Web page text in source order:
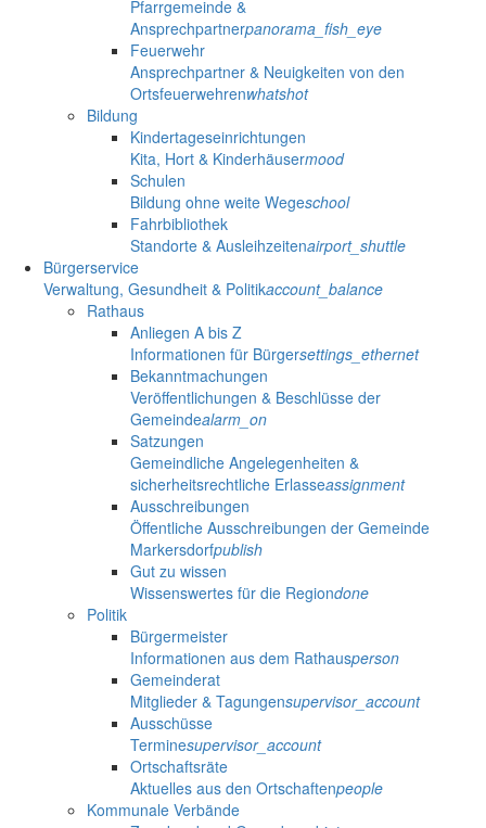
Pfarrgemeinde &
Ansprechpartnerpanorama_fish_eye
Feuerwehr
Ansprechpartner & Neuigkeiten von den
Ortsfeuerwehrenwhatshot
Bildung
Kindertageseinrichtungen
Kita, Hort & Kinderhäusermood
Schulen
Bildung ohne weite Wegeschool
Fahrbibliothek
Standorte & Ausleihzeitenairport_shuttle
Bürgerservice
Verwaltung, Gesundheit & Politikaccount_balance
Rathaus
Anliegen A bis Z
Informationen für Bürgersettings_ethernet
Bekanntmachungen
Veröffentlichungen & Beschlüsse der
Gemeindealarm_on
Satzungen
Gemeindliche Angelegenheiten &
sicherheitsrechtliche Erlasseassignment
Ausschreibungen
Öffentliche Ausschreibungen der Gemeinde
Markersdorfpublish
Gut zu wissen
Wissenswertes für die Regiondone
Politik
Bürgermeister
Informationen aus dem Rathausperson
Gemeinderat
Mitglieder & Tagungensupervisor_account
Ausschüsse
Terminesupervisor_account
Ortschaftsräte
Aktuelles aus den Ortschaftenpeople
Kommunale Verbände